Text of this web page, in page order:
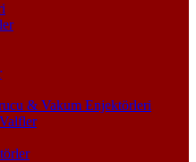
& Vakum Enjektörleri